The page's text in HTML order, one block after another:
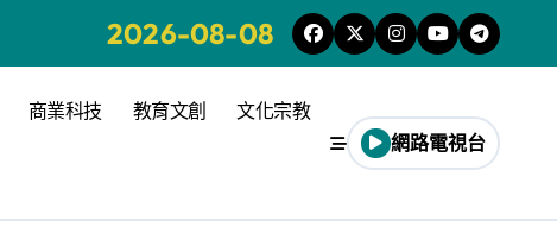
2026-08-08
商業科技 教育文創 文化宗教
網路電視台